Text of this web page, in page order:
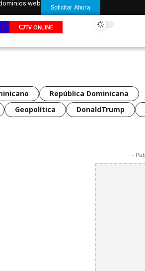
web Solicitar Ahora
TV ONLINE
República Dominicana
Geopolítica DonaldTrump
-